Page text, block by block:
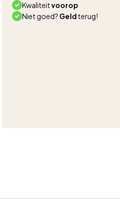
Kwaliteitvoorop
Niet goed? Geld terug!